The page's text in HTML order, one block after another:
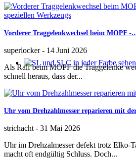
SL und SLC in jeder Farbe sehen
Vorderer Traggelenkwechsel beim MOPF -
superlocker- 14 Juni 2026
Als Ralf beim MOPF die Traggelenke
schnell heraus, dass der...
Uhr vom Drehzahlmesser reparieren mit
strichacht- 31 Mai 2026
Uhr im Drehzalmesser defekt trotz Elko-
macht oft endgültig Schluss. Doch...